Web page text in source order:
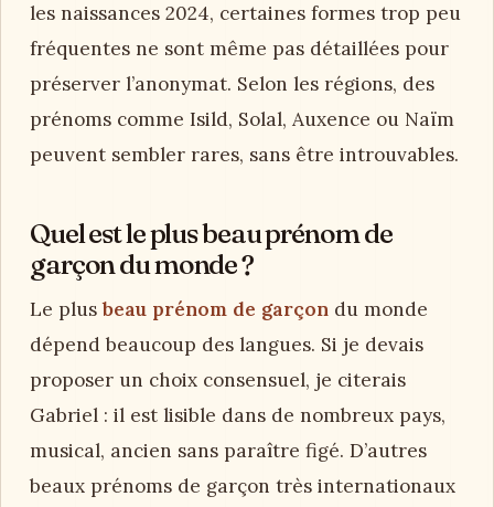
les naissances 2024, certaines formes trop peu
fréquentes ne sont même pas détaillées pour
préserver l’anonymat. Selon les régions, des
prénoms comme Isild, Solal, Auxence ou Naïm
peuvent sembler rares, sans être introuvables.
Quel est le plus beau prénom de
garçon du monde ?
Le plusbeau prénom de garçon du monde
dépend beaucoup des langues. Si je devais
proposer un choix consensuel, je citerais
Gabriel : il est lisible dans de nombreux pays,
musical, ancien sans paraître figé. D’autres
beaux prénoms de garçon très internationaux